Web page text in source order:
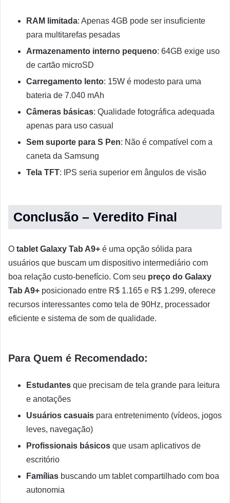
RAM limitada: Apenas 4GB pode ser insuficiente
para multitarefas pesadas
Armazenamento interno pequeno: 64GB exige uso
de cartão microSD
Carregamento lento: 15W é modesto para uma
bateria de 7.040 mAh
Câmeras básicas: Qualidade fotográfica adequada
apenas para uso casual
Sem suporte para S Pen: Não é compatível com a
caneta da Samsung
Tela TFT: IPS seria superior em ângulos de visão
Conclusão – Veredito Final
O tablet Galaxy Tab A9+ é uma opção sólida para
usuários que buscam um dispositivo intermediário com
boa relação custo-benefício. Com seu preço do Galaxy
Tab A9+ posicionado entre R$ 1.165 e R$ 1.299, oferece
recursos interessantes como tela de 90Hz, processador
eficiente e sistema de som de qualidade.
Para Quem é Recomendado:
Estudantes que precisam de tela grande para leitura
e anotações
Usuários casuais para entretenimento (vídeos, jogos
leves, navegação)
Profissionais básicos que usam aplicativos de
escritório
Famílias buscando um tablet compartilhado com boa
autonomia